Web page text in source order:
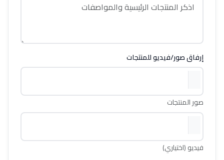
إرفاق صور/فيديو للمنتجات
صور المنتجات
فيديو (اختياري)